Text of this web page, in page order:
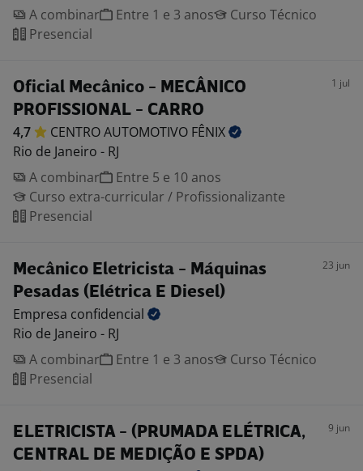
A combinar
Entre 1 e 3 anos
Curso Técnico
Presencial
Oficial Mecânico - MECÂNICO
PROFISSIONAL - CARRO
1 jul
4,7 CENTRO AUTOMOTIVO FÊNIX
Rio de Janeiro - RJ
A combinar
Entre 5 e 10 anos
Curso extra-curricular / Profissionalizante
Presencial
Mecânico Eletricista - Máquinas
Pesadas (Elétrica E Diesel)
23 jun
Empresa confidencial
Rio de Janeiro - RJ
A combinar
Entre 1 e 3 anos
Curso Técnico
Presencial
ELETRICISTA - (PRUMADA ELÉTRICA,
CENTRAL DE MEDIÇÃO E SPDA)
9 jun